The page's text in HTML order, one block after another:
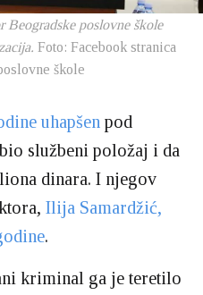
poslovne škole
Foto: Facebook stranica
škole
uhapšen pod
službeni položaj i da
dinara. I njegov
Ilija Samardžić,
.
kriminal ga je teretilo